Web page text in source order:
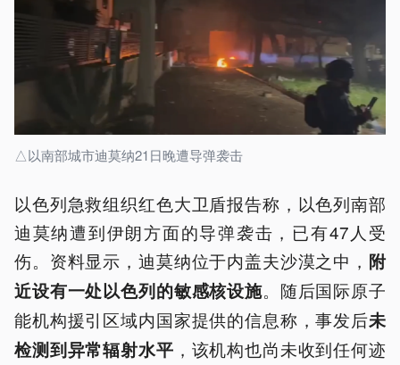
△以南部城市迪莫纳21日晚遭导弹袭击
以色列急救组织红色大卫盾报告称，以色列南部
迪莫纳遭到伊朗方面的导弹袭击，已有47人受
伤。资料显示，迪莫纳位于内盖夫沙漠之中， 附
近设有一处以色列的敏感核设施。随后国际原子
能机构援引区域内国家提供的信息称，事发后未
检测到异常辐射水平 ，该机构也尚未收到任何迹